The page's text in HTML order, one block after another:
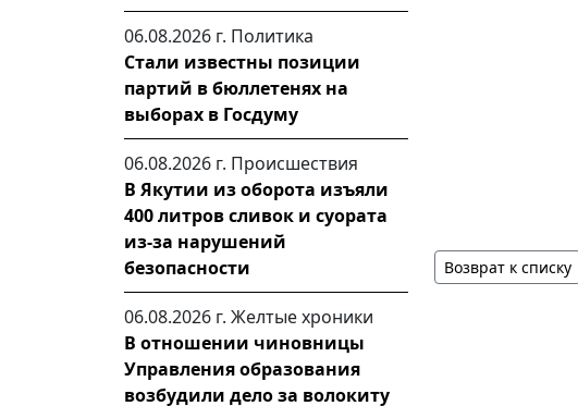
06.08.2026 г. Политика
Стали известны позиции
партий в бюллетенях на
выборах в Госдуму
06.08.2026 г. Происшествия
В Якутии из оборота изъяли
400 литров сливок и суората
из-за нарушений
безопасности
06.08.2026 г. Желтые хроники
В отношении чиновницы
Управления образования
возбудили дело за волокиту
Возврат к списку